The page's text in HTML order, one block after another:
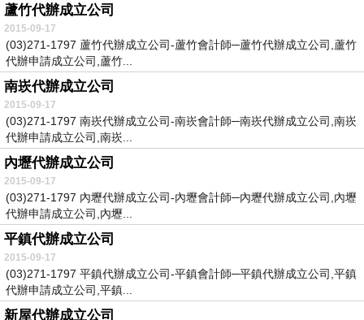
蘆竹代辦成立公司
2015-09-17
(03)271-1797 蘆竹代辦成立公司-蘆竹會計師─蘆竹代辦成立公司,蘆竹
代辦申請成立公司,蘆竹...
南崁代辦成立公司
2015-09-17
(03)271-1797 南崁代辦成立公司-南崁會計師─南崁代辦成立公司,南崁
代辦申請成立公司,南崁...
內壢代辦成立公司
2015-09-17
(03)271-1797 內壢代辦成立公司-內壢會計師─內壢代辦成立公司,內壢
代辦申請成立公司,內壢...
平鎮代辦成立公司
2015-09-17
(03)271-1797 平鎮代辦成立公司-平鎮會計師─平鎮代辦成立公司,平鎮
代辦申請成立公司,平鎮...
新屋代辦成立公司